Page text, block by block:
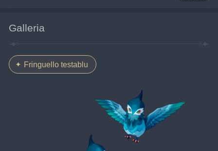
Galleria
Fringuello testablu